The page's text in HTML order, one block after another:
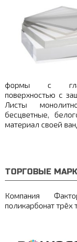
формы с
поверхностью с
Листы
бесцветные,
материал своей
ТОРГОВЫЕ
Компания
поликарбонат трёх